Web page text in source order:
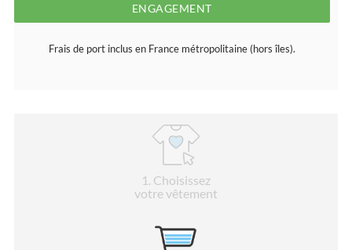
ENGAGEMENT
Frais de port inclus en France métropolitaine (hors îles).
1 . Choisissez
votre vêtement